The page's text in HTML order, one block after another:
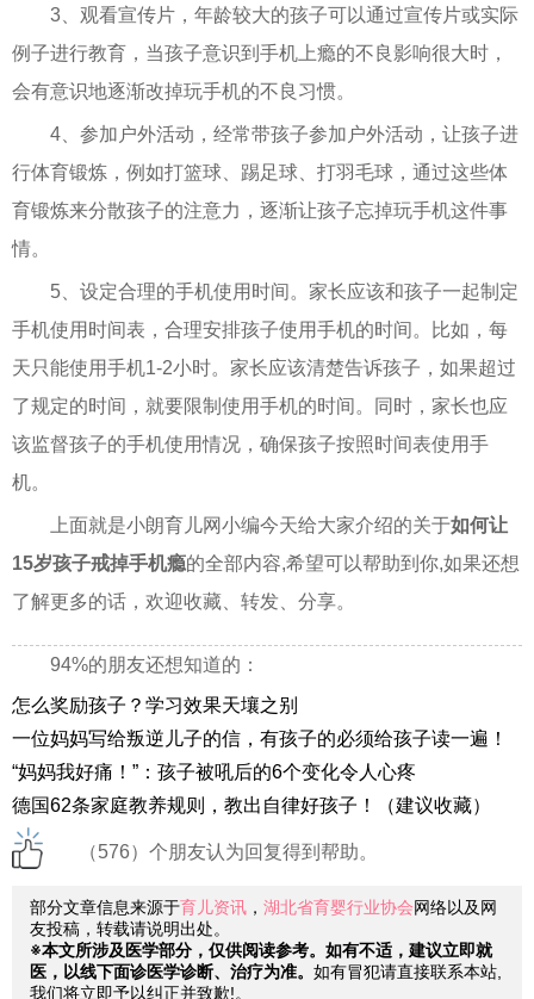
3、观看宣传片，年龄较大的孩子可以通过宣传片或实际
例子进行教育，当孩子意识到手机上瘾的不良影响很大时，
会有意识地逐渐改掉玩手机的不良习惯。
4、参加户外活动，经常带孩子参加户外活动，让孩子进
行体育锻炼，例如打篮球、踢足球、打羽毛球，通过这些体
育锻炼来分散孩子的注意力，逐渐让孩子忘掉玩手机这件事
情。
5、设定合理的手机使用时间。家长应该和孩子一起制定
手机使用时间表，合理安排孩子使用手机的时间。比如，每
天只能使用手机1-2小时。家长应该清楚告诉孩子，如果超过
了规定的时间，就要限制使用手机的时间。同时，家长也应
该监督孩子的手机使用情况，确保孩子按照时间表使用手
机。
上面就是小朗育儿网小编今天给大家介绍的关于如何让
15岁孩子戒掉手机瘾的全部内容,希望可以帮助到你,如果还想
了解更多的话，欢迎收藏、转发、分享。
94%的朋友还想知道的：
怎么奖励孩子？学习效果天壤之别
一位妈妈写给叛逆儿子的信，有孩子的必须给孩子读一遍！
“妈妈我好痛！”：孩子被吼后的6个变化令人心疼
德国62条家庭教养规则，教出自律好孩子！（建议收藏）
（576）个朋友认为回复得到帮助。
部分文章信息来源于育儿资讯 ， 湖北省育婴行业协会网络以及网
友投稿，转载请说明出处。
※本文所涉及医学部分，仅供阅读参考。如有不适，建议立即就
医，以线下面诊医学诊断、治疗为准。 如有冒犯请直接联系本站,
我们将立即予以纠正并致歉!。